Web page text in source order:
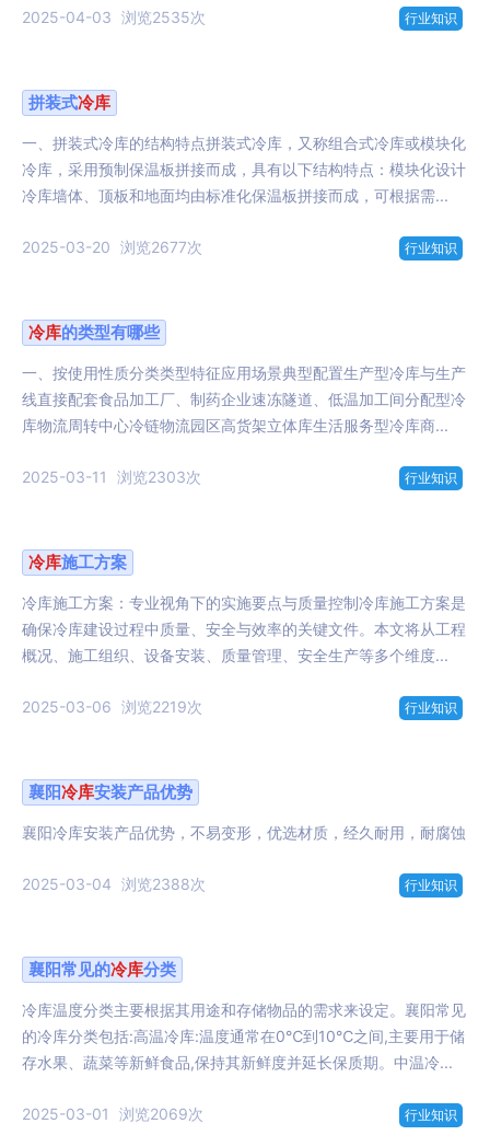
2025-04-03 浏览2535次 行业知识
拼装式冷库
一、拼装式冷库的结构特点拼装式冷库，又称组合式冷库或模块化
冷库，采用预制保温板拼接而成，具有以下结构特点：模块化设计
冷库墙体、顶板和地面均由标准化保温板拼接而成，可根据需...
2025-03-20 浏览2677次 行业知识
冷库的类型有哪些
一、按使用性质分类类型特征应用场景典型配置生产型冷库与生产
线直接配套食品加工厂、制药企业速冻隧道、低温加工间分配型冷
库物流周转中心冷链物流园区高货架立体库生活服务型冷库商...
2025-03-11 浏览2303次 行业知识
冷库施工方案
冷库施工方案：专业视角下的实施要点与质量控制冷库施工方案是
确保冷库建设过程中质量、安全与效率的关键文件。本文将从工程
概况、施工组织、设备安装、质量管理、安全生产等多个维度...
2025-03-06 浏览2219次 行业知识
襄阳冷库安装产品优势
襄阳冷库安装产品优势，不易变形，优选材质，经久耐用，耐腐蚀
2025-03-04 浏览2388次 行业知识
襄阳常见的冷库分类
冷库温度分类主要根据其用途和存储物品的需求来设定。襄阳常见
的冷库分类包括:高温冷库:温度通常在0℃到10℃之间,主要用于储
存水果、蔬菜等新鲜食品,保持其新鲜度并延长保质期。中温冷...
2025-03-01 浏览2069次 行业知识